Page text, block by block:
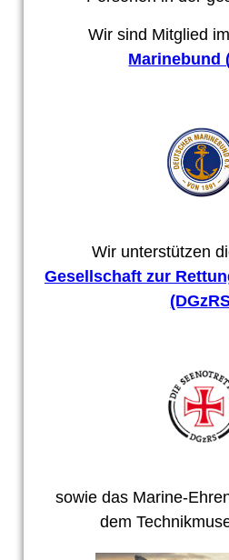
Wir sind Mitglied im
Marinebund
Wir unterstützen
Gesellschaft zur
sowie das Marine-
dem